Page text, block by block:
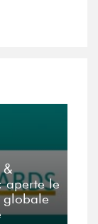
&
aperte le
globale